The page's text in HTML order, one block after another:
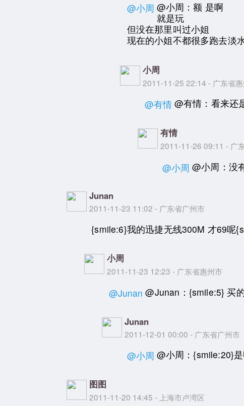
@小周 @小周：额 是啊
就是玩
但没在那里叫过小姐
现在的小姐不都很多跑去淡
小周
2011-11-25 22:14 - 广东省
@有情 @有情：看来还
有情
2011-11-26 09:11 - 广
@小周 @小周：没
Junan
2011-11-23 11:02 - 广东省广州市
{smile:6}我的迅捷无线300M 才69呢
小周
2011-11-23 12:23 - 广东省惠州市
@Junan @Junan：{smile:5} 买
Junan
2011-12-01 00:00 - 广东省广州市
@小周 @小周：{smile:20}
图图
2011-11-20 14:45 - 上海市卢湾区